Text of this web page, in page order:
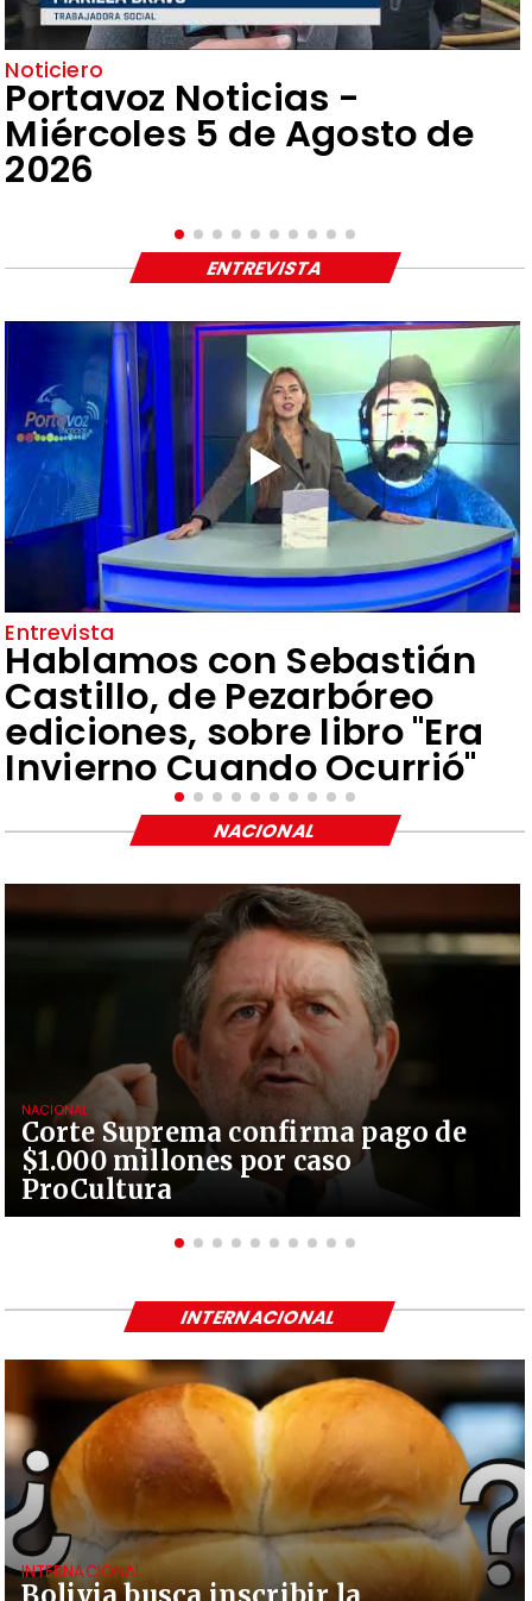
Noticiero
Portavoz Noticias -
Miércoles 5 de Agosto de
2026
Entrevista
Hablamos con Sebastián
Castillo, de Pezarbóreo
ediciones, sobre libro "Era
Invierno Cuando Ocurrió"
ENTREVISTA
Corte Suprema confirma pago de
$1.000 millones por caso
ProCultura
NACIONAL
NACIONAL
INTERNACIONAL
INTERNACIONAL